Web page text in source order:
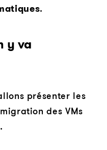
.
y va
présenter les
des VMs